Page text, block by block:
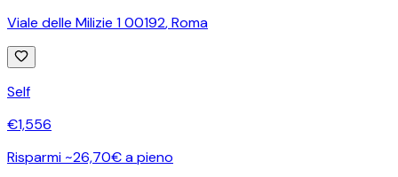
Viale delle Milizie 1 00192,Roma
Self
€1,556
Risparmi ~26,70€ a pieno